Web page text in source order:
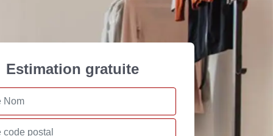
Estimation gratuite